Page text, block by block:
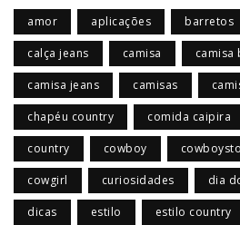
amor aplicações barretos
calça jeans camisa camisa
camisa jeans camisas
chapéu country comida caipira
country cowboy
cowgirl curiosidades dia
dicas estilo estilo country